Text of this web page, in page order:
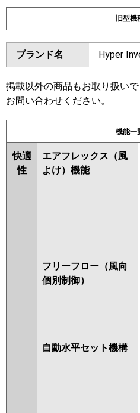
ダイキン
東芝
日立 RCI-
三菱重工
PA-
PA-
旧型機
ダイキン
三菱電機 PLZ-
PLZ-
PLZ-
PLZ-
PLZ-
PLZ-
ブランド名 Hyper
掲載以外の商品もお取り扱い
お問い合わせください。
機能一
快適
性
エアフレックス（風
よけ）機能
フリーフロー（風向
個別制御）
自動水平セット機構